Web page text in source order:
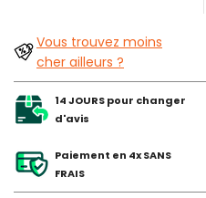
Vous trouvez moins
cher ailleurs ?
14 JOURS pour changer
d'avis
Paiement en 4x SANS
FRAIS